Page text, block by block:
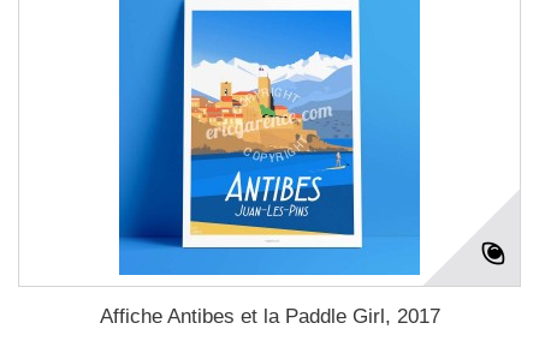
Affiche Antibes et la Paddle Girl, 2017